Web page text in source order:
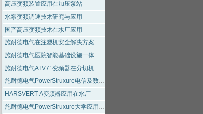
高压变频装置应用在加压泵站
水泵变频调速技术研究与应用
国产高压变频技术在水厂应用
施耐德电气在注塑机安全解决方案的成功应用
施耐德电气医院智能基础设施一体化架构成功应用在医院行业
施耐德电气ATV71变频器在分切机控制中的应用
施耐德电气PowerStruxure电信及数据中心行业应用方案
HARSVERT-A变频器应用在水厂
施耐德电气PowerStruxure大学应用方案